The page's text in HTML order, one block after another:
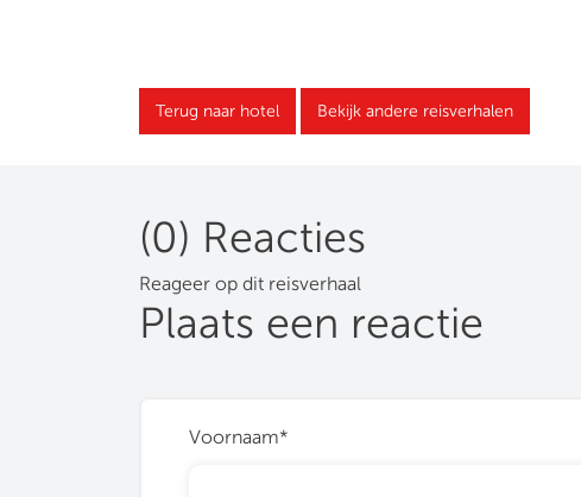
Terug naar hotel Bekijk andere reisverhalen
(0) Reacties
Reageer op dit reisverhaal
Plaats een reactie
Voornaam*